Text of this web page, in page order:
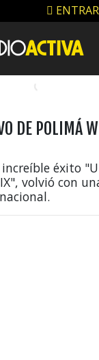
ENTRAR
DE POLIMÁ
éxito
volvió con